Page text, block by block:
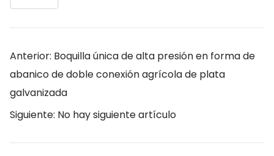
Anterior: Boquilla única de alta presión en forma de
abanico de doble conexión agrícola de plata
galvanizada
Siguiente: No hay siguiente artículo